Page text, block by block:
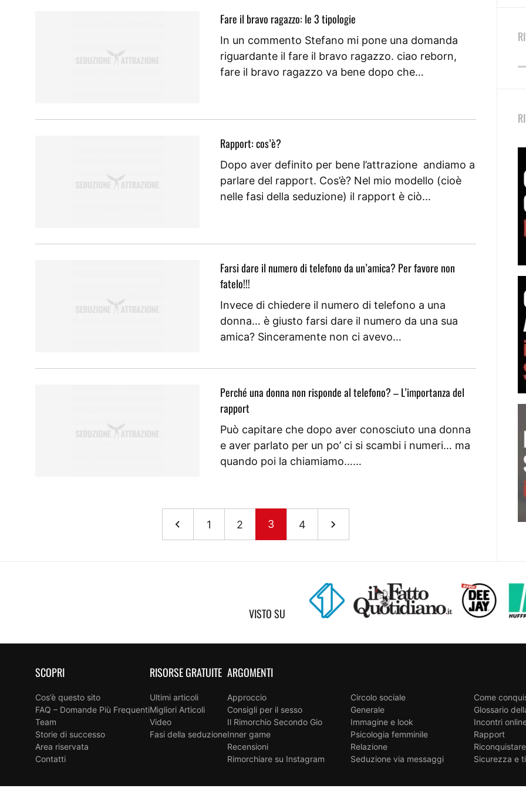
Fare il bravo ragazzo: le 3 tipologie
In un commento Stefano mi pone una domanda
riguardante il fare il bravo ragazzo. ciao reborn,
fare il bravo ragazzo va bene dopo che…
Rapport: cos’è?
Dopo aver definito per bene l’attrazione andiamo a
parlare del rapport. Cos’è? Nel mio modello (cioè
nelle fasi della seduzione) il rapport è ciò…
Farsi dare il numero di telefono da un’amica? Per favore non
fatelo!!!
Invece di chiedere il numero di telefono a una
donna… è giusto farsi dare il numero da una sua
amica? Sinceramente non ci avevo…
Perché una donna non risponde al telefono? – L’importanza del
rapport
Può capitare che dopo aver conosciuto una donna
e aver parlato per un po’ ci si scambi i numeri… ma
quando poi la chiamiamo……
1 2 3 4
VISTO SU
SCOPRI
Cos’è questo sito
FAQ – Domande Più Frequenti
Team
Storie di successo
Area riservata
Contatti
RISORSE GRATUITE
Ultimi articoli
Migliori Articoli
Video
Fasi della seduzione
ARGOMENTI
Approccio Circolo sociale
Come
Consigli per il sesso
Generale
Glossario
Il Rimorchio Secondo Gio
Immagine e look
Incontri
Inner game
Psicologia femminile
Rapport
Recensioni
Relazione
Rimorchiare su Instagram
Seduzione via messaggi Sicurezza e